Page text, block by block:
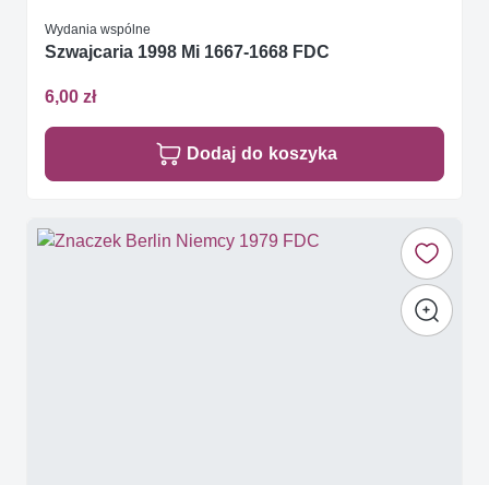
Wydania wspólne
Szwajcaria 1998 Mi 1667-1668 FDC
6,00 zł
Dodaj do koszyka